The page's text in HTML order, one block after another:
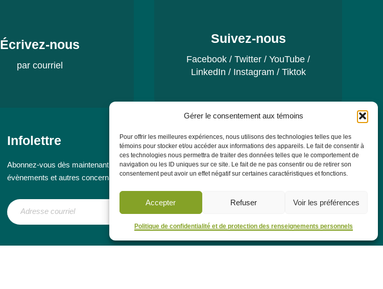
Gérer le consentement aux témoins
Pour offrir les meilleures expériences, nous utilisons des technologies telles que les
témoins pour stocker et/ou accéder aux informations des appareils. Le fait de consentir à
ces technologies nous permettra de traiter des données telles que le comportement de
navigation ou les ID uniques sur ce site. Le fait de ne pas consentir ou de retirer son
consentement peut avoir un effet négatif sur certaines caractéristiques et fonctions.
Accepter Refuser Voir les préférences
Politique de confidentialité et de protection des renseignements personnels
Écrivez-nous
par courriel
Suivez-nous
Facebook / Twitter / YouTube /
LinkedIn / Instagram / Tiktok
Infolettre
Abonnez-vous dès maintenant à notre infolettre pour recevoir toutes les actualités, les
évènements et autres concernant le CRÉPAS.